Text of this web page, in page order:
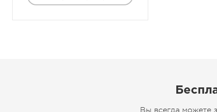
Вы всегда можете